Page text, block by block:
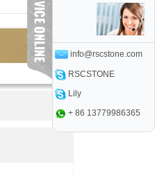
info@rscstone.com
RSCSTONE
Lily
+ 86 13779986365